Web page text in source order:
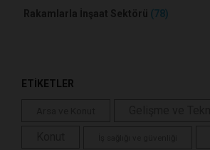
Rakamlarla İnşaat Sektörü (78)
ETİKETLER